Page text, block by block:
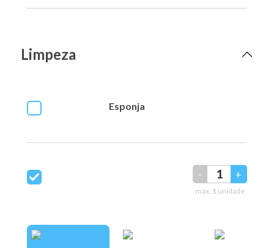
Limpeza
Esponja
- +
máx. 1 unidade